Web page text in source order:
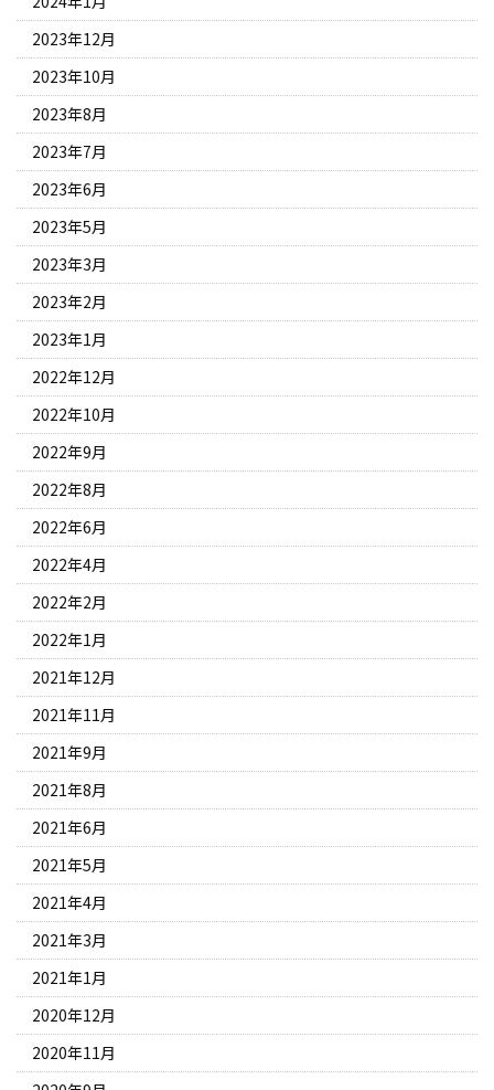
2023年12月
2023年10月
2023年8月
2023年7月
2023年6月
2023年5月
2023年3月
2023年2月
2023年1月
2022年12月
2022年10月
2022年9月
2022年8月
2022年6月
2022年4月
2022年2月
2022年1月
2021年12月
2021年11月
2021年9月
2021年8月
2021年6月
2021年5月
2021年4月
2021年3月
2021年1月
2020年12月
2020年11月